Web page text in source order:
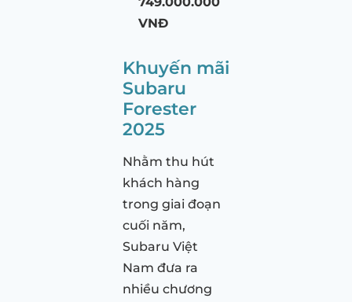
VNĐ
Khuyến mãi
Subaru
Forester
2025
Nhằm thu hút
khách hàng
trong giai đoạn
cuối năm,
Subaru Việt
Nam đưa ra
nhiều chương